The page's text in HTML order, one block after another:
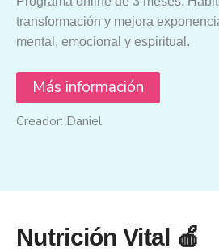
transformación y mejora
mental, emocional y espiritual.
Más información
Creador: Daniel
Nutrición Vital 🍎